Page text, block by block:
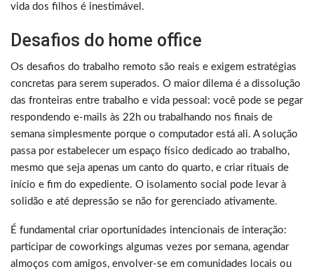
vida dos filhos é inestimável.
Desafios do home office
Os desafios do trabalho remoto são reais e exigem estratégias
concretas para serem superados. O maior dilema é a dissolução
das fronteiras entre trabalho e vida pessoal: você pode se pegar
respondendo e-mails às 22h ou trabalhando nos finais de
semana simplesmente porque o computador está ali. A solução
passa por estabelecer um espaço físico dedicado ao trabalho,
mesmo que seja apenas um canto do quarto, e criar rituais de
início e fim do expediente. O isolamento social pode levar à
solidão e até depressão se não for gerenciado ativamente.
É fundamental criar oportunidades intencionais de interação:
participar de coworkings algumas vezes por semana, agendar
almoços com amigos, envolver-se em comunidades locais ou